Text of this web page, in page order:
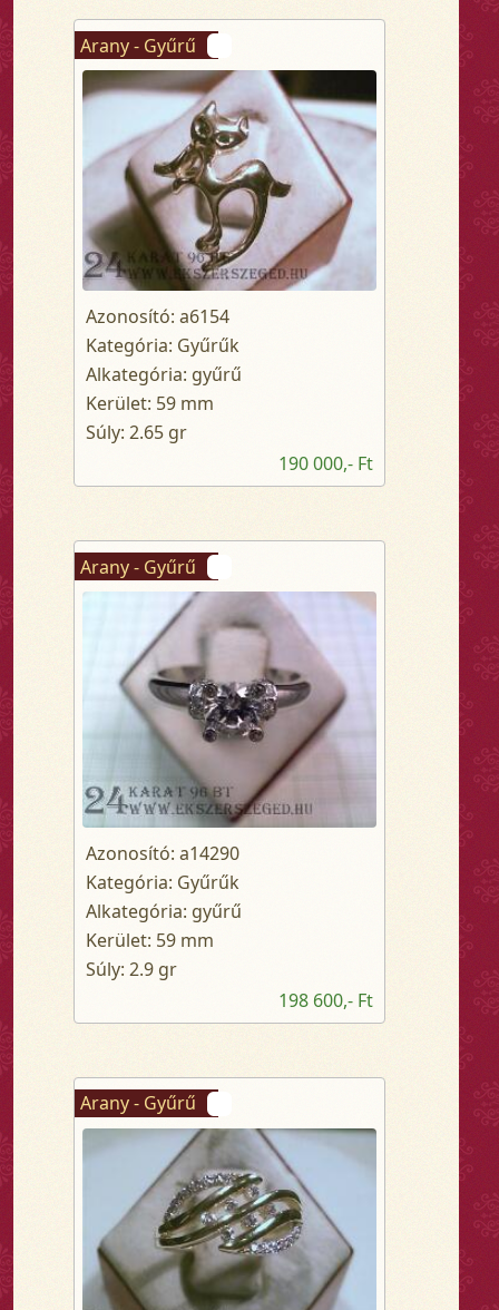
Arany - Gyűrű
Azonosító: a6154
Kategória: Gyűrűk
Alkategória: gyűrű
Kerület: 59 mm
Súly: 2.65 gr
190 000,- Ft
Arany - Gyűrű
Azonosító: a14290
Kategória: Gyűrűk
Alkategória: gyűrű
Kerület: 59 mm
Súly: 2.9 gr
198 600,- Ft
Arany - Gyűrű